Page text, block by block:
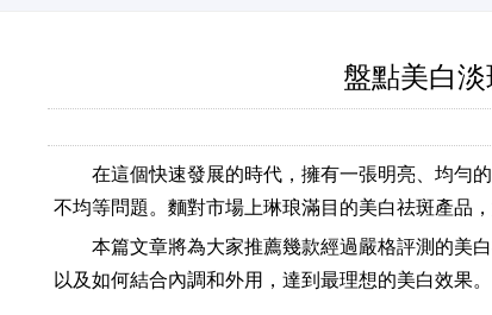
盤點美白
在這個快速發展的時代，擁有一張明亮、均勻
不均等問題。麵對市場上琳琅滿目的美白祛斑產品
本篇文章將為大家推薦幾款經過嚴格評測的美
以及如何結合內調和外用，達到最理想的美白效果。